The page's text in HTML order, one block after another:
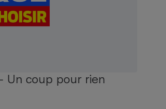
Un coup pour rien